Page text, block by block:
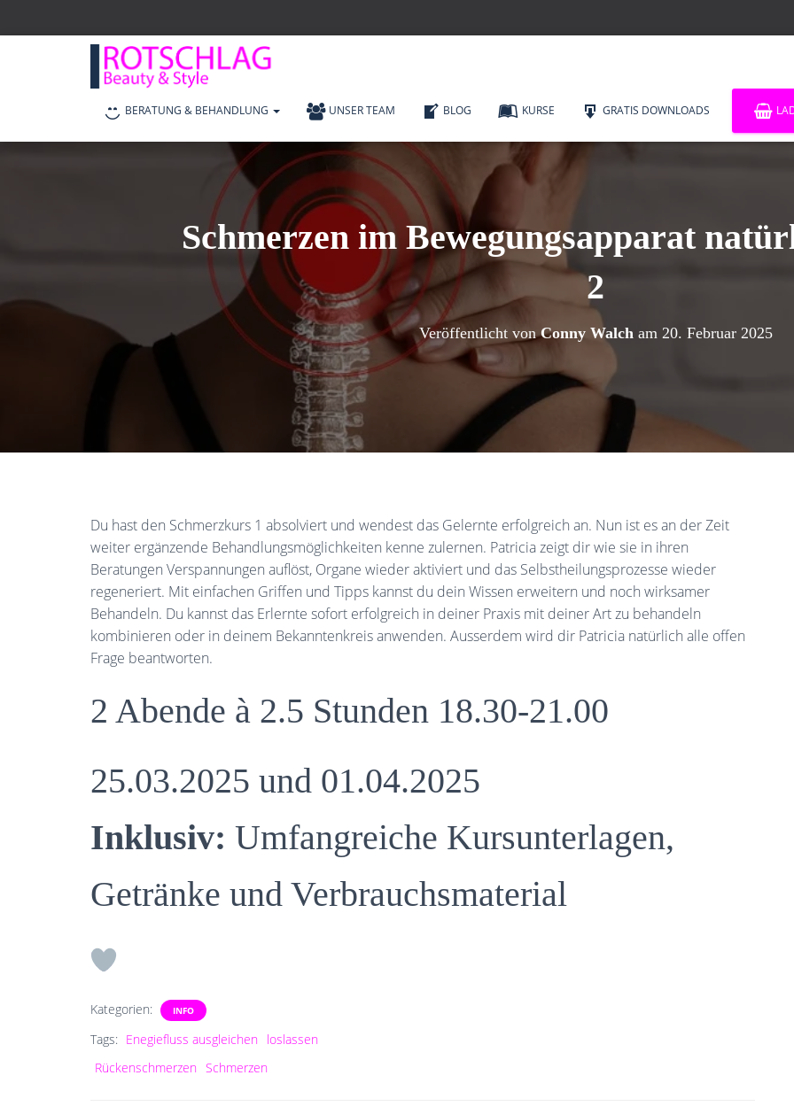
BERATUNG & BEHANDLUNG UNSER TEAM BLOG KURSE GRATIS DOWNLOADS
Schmerzen im Bewegungsapparat
2
Veröffentlicht vonConny Walcham 20. Februar 2025
Du hast den Schmerzkurs 1 absolviert und wendest das Gelernte erfolgreich an. Nun ist es an der Zeit
weiter ergänzende Behandlungsmöglichkeiten kenne zulernen. Patricia zeigt dir wie sie in ihren
Beratungen Verspannungen auflöst, Organe wieder aktiviert und das Selbstheilungsprozesse wieder
regeneriert. Mit einfachen Griffen und Tipps kannst du dein Wissen erweitern und noch wirksamer
Behandeln. Du kannst das Erlernte sofort erfolgreich in deiner Praxis mit deiner Art zu behandeln
kombinieren oder in deinem Bekanntenkreis anwenden. Ausserdem wird dir Patricia natürlich alle offen
Frage beantworten.
2 Abende à 2.5 Stunden 18.30-21.00
25.03.2025 und 01.04.2025
Inklusiv: Umfangreiche Kursunterlagen,
Getränke und Verbrauchsmaterial
Kategorien: INFO
Tags: Enegiefluss ausgleichen loslassen
Rückenschmerzen Schmerzen